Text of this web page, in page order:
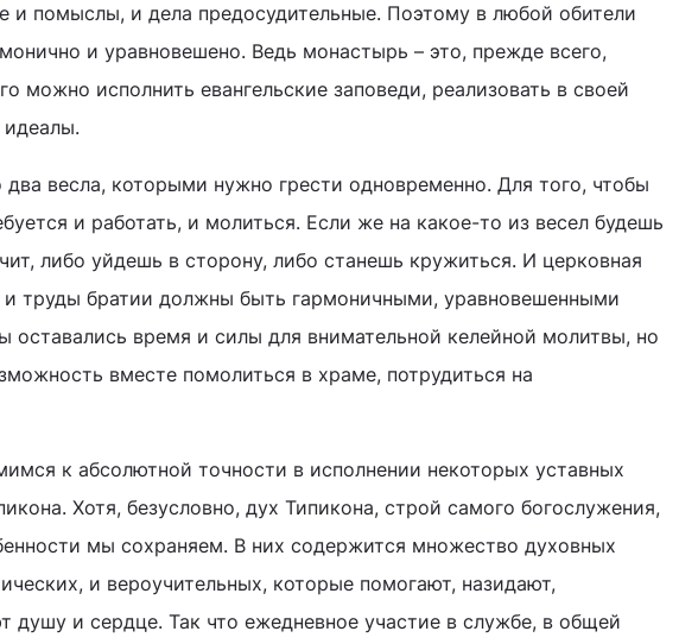
и помыслы, и дела предосудительные. Поэтому в любой обители
и уравновешено. Ведь монастырь – это, прежде всего,
можно исполнить евангельские заповеди, реализовать в своей
два весла, которыми нужно грести одновременно. Для того, чтобы
и работать, и молиться. Если же на какое-то из весел будешь
либо уйдешь в сторону, либо станешь кружиться. И церковная
и труды братии должны быть гармоничными, уравновешенными
оставались время и силы для внимательной келейной молитвы, но
вместе помолиться в храме, потрудиться на
к абсолютной точности в исполнении некоторых уставных
Хотя, безусловно, дух Типикона, строй самого богослужения,
мы сохраняем. В них содержится множество духовных
и вероучительных, которые помогают, назидают,
душу и сердце. Так что ежедневное участие в службе, в общей